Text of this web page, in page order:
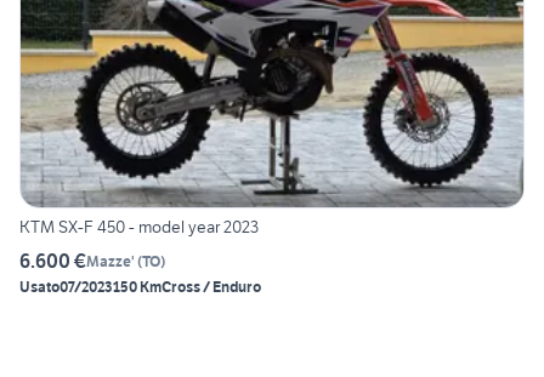
KTM SX-F 450 - model year 2023
6.600 €Mazze' (TO)
Usato07/2023150 KmCross / Enduro